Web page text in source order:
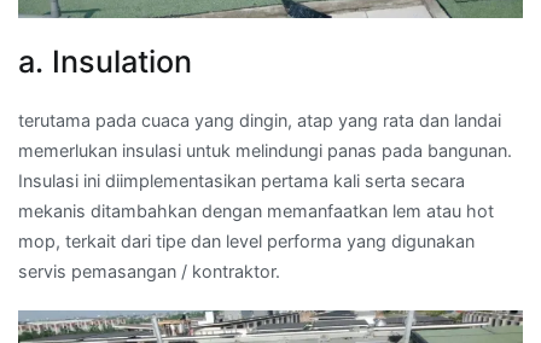
a. Insulation
terutama pada cuaca yang dingin, atap yang rata dan landai
memerlukan insulasi untuk melindungi panas pada bangunan.
Insulasi ini diimplementasikan pertama kali serta secara
mekanis ditambahkan dengan memanfaatkan lem atau hot
mop, terkait dari tipe dan level performa yang digunakan
servis pemasangan / kontraktor.